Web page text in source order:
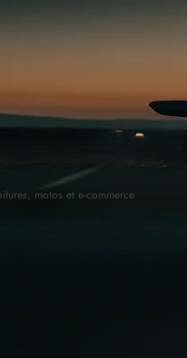
motos et e-commerce